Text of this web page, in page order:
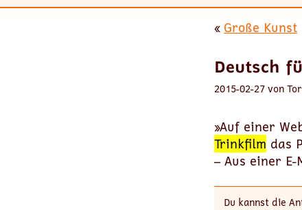
« Große Kunst
Deutsch
2015-02-27 von
»Auf einer
Trinkfilm das
– Aus einer E-
Du kannst die